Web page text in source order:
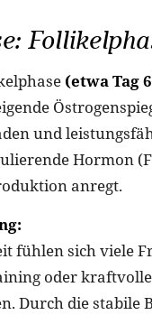
(etwa Tag
und
Hormon
anregt.
fühlen sich viele
oder kraftvolle
Durch die